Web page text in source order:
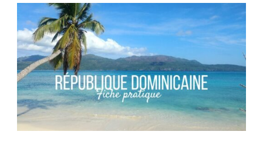
FRANCE // RANDONNÉE AU COL DES PORTES
D’OCHE
Audrey Blog,Europe
RÉPUBLIQUE DOMINICAINE // FICHE